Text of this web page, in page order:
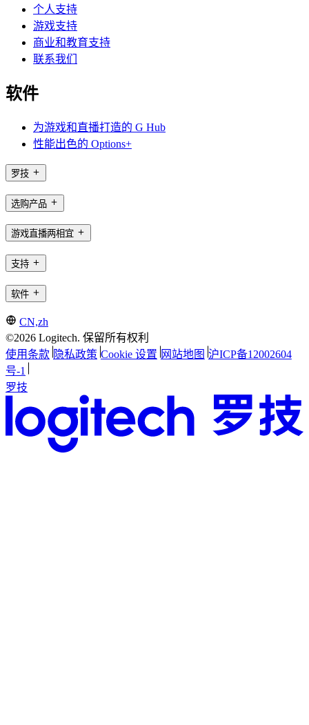
个人支持
游戏支持
商业和教育支持
联系我们
软件
为游戏和直播打造的 G Hub
性能出色的 Options+
罗技
选购产品
游戏直播两相宜
支持
软件
CN,zh
©2026 Logitech. 保留所有权利
使用条款 隐私政策 Cookie 设置 网站地图 沪ICP备12002604
号-1
罗技